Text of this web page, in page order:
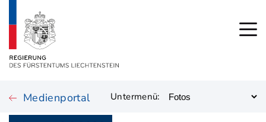
Medienportal Untermenü: